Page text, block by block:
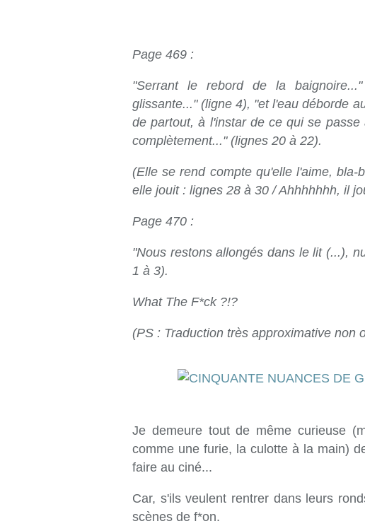
Page 469 :
"Serrant le rebord de la
glissante..." (ligne 4), "et l'eau déborde
de partout, à l'instar de ce qui se
complètement..." (lignes 20 à 22).
(Elle se rend compte qu'elle l'aime,
elle jouit : lignes 28 à 30 / Ahhhhhhh, il
Page 470 :
"Nous restons allongés dans le lit (...),
1 à 3).
What The F*ck ?!?
(PS : Traduction très approximative non
Je demeure tout de même curieuse
comme une furie, la culotte à la main)
faire au ciné...
Car, s'ils veulent rentrer dans leurs
scènes de f*on.